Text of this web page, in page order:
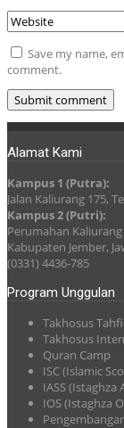
Save my name,
comment.
Alamat Kami
Kampus 1 (Putra):
Jalan Kaliurang 175,
Kampus 2 (Putri):
Perumahan
Kabupaten Jember,
(0331) 4436-785
Program Unggulan
Takhosus
Takhosus
Quran Camp
ISC (Islamic
IASS (Istaghza
IOS (Istaghza